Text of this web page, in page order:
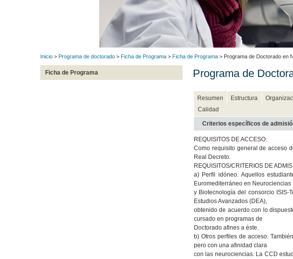
Inicio > Programa de doctorado > Ficha de Programa > Ficha de Programa > Programa de Doctorado en
Ficha de Programa Programa de
Resumen Estructura
Calidad
Criterios específicos de
REQUISITOS DE ACCESO:
Como requisito general de acceso
Real Decreto.
REQUISITOS/CRITERIOS DE
a) Perfil idóneo. Aquellos
Euromediterráneo en Neurociencias
y Biotecnología del consorcio ISIS-
Estudios Avanzados (DEA),
obtenido de acuerdo con lo
cursado en programas de
Doctorado afines a éste.
b) Otros perfiles de acceso.
pero con una afinidad clara
con las neurociencias. La CCD